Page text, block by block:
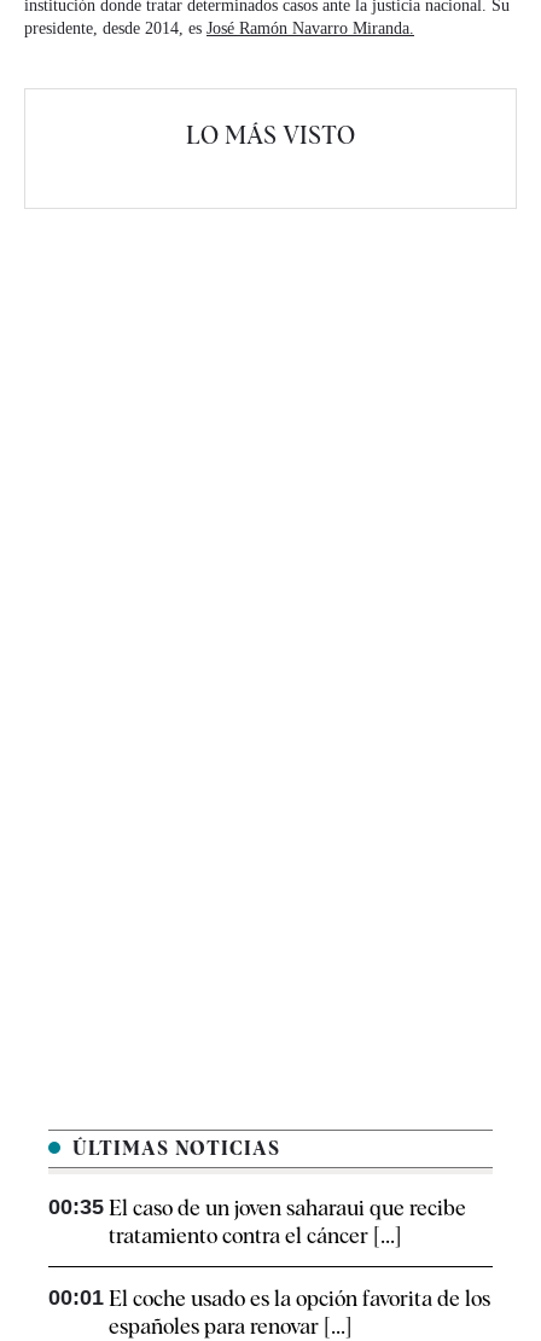
institución donde tratar determinados casos ante la justicia nacional. Su
presidente, desde 2014, es José Ramón Navarro Miranda.
LO MÁS VISTO
ÚLTIMAS NOTICIAS
00:35 El caso de un joven saharaui que recibe
tratamiento contra el cáncer [...]
00:01 El coche usado es la opción favorita de los
españoles para renovar [...]